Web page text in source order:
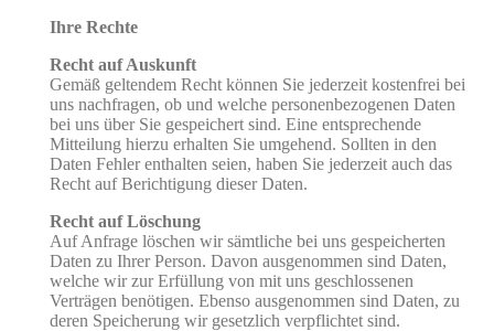
Ihre Rechte
Recht auf Auskunft
Gemäß geltendem Recht können Sie jederzeit kostenfrei bei
uns nachfragen, ob und welche personenbezogenen Daten
bei uns über Sie gespeichert sind. Eine entsprechende
Mitteilung hierzu erhalten Sie umgehend. Sollten in den
Daten Fehler enthalten seien, haben Sie jederzeit auch das
Recht auf Berichtigung dieser Daten.
Recht auf Löschung
Auf Anfrage löschen wir sämtliche bei uns gespeicherten
Daten zu Ihrer Person. Davon ausgenommen sind Daten,
welche wir zur Erfüllung von mit uns geschlossenen
Verträgen benötigen. Ebenso ausgenommen sind Daten, zu
deren Speicherung wir gesetzlich verpflichtet sind.